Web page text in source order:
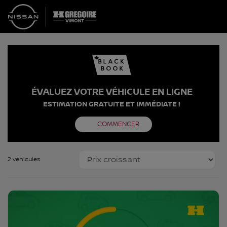
ÉVALUEZ VOTRE VÉHICULE EN LIGNE
ESTIMATION GRATUITE ET IMMÉDIATE !
COMMENCER
2 véhicules